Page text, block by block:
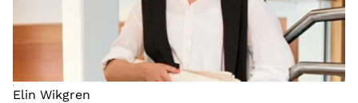
Elin Wikgren